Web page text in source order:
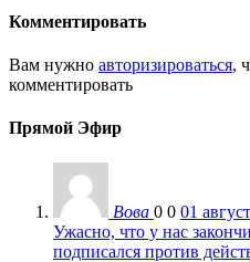
Комментировать
Вам нужно авторизироваться,
комментировать
Прямой Эфир
Вова 0 0 01
Ужасно, что у нас
подписался против